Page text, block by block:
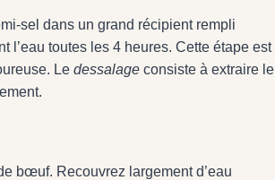
sel dans un grand récipient rempli
l’eau toutes les 4 heures. Cette étape est
Le dessalage consiste à extraire le
bœuf. Recouvrez largement d’eau